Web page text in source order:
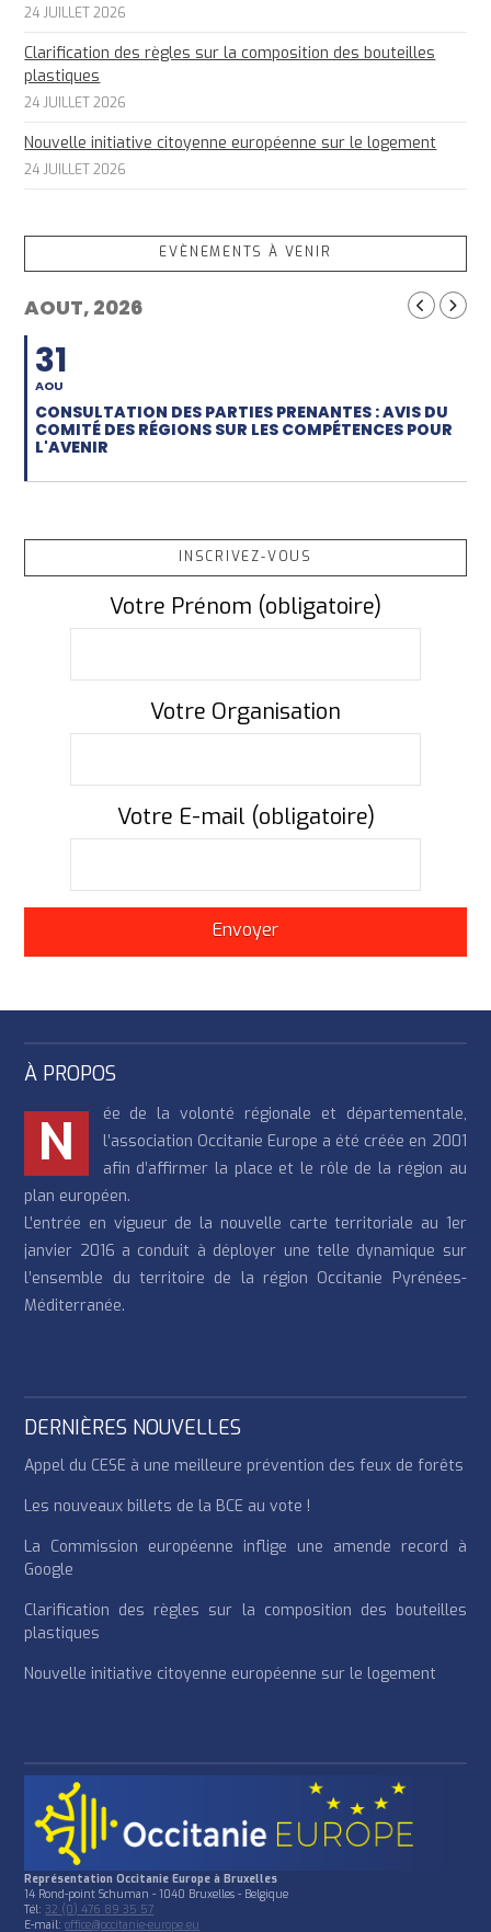
24 JUILLET 2026
Clarification des règles sur la composition des bouteilles
plastiques
24 JUILLET 2026
Nouvelle initiative citoyenne européenne sur le logement
24 JUILLET 2026
EVÈNEMENTS À VENIR
AOUT, 2026
31
AOU
CONSULTATION DES PARTIES PRENANTES : AVIS DU
COMITÉ DES RÉGIONS SUR LES COMPÉTENCES POUR
L'AVENIR
INSCRIVEZ-VOUS
Votre Prénom (obligatoire)
Votre Organisation
Votre E-mail (obligatoire)
À PROPOS
N
ée de la volonté régionale et départementale,
l’association Occitanie Europe a été créée en 2001
afin d’affirmer la place et le rôle de la région au
plan européen.
L’entrée en vigueur de la nouvelle carte territoriale au 1er
janvier 2016 a conduit à déployer une telle dynamique sur
l’ensemble du territoire de la région Occitanie Pyrénées-
Méditerranée.
DERNIÈRES NOUVELLES
Appel du CESE à une meilleure prévention des feux de forêts
Les nouveaux billets de la BCE au vote !
La Commission européenne inflige une amende record à
Google
Clarification des règles sur la composition des bouteilles
plastiques
Nouvelle initiative citoyenne européenne sur le logement
Représentation Occitanie Europe à Bruxelles
14 Rond-point Schuman - 1040 Bruxelles - Belgique
Tél:32 (0) 476 89 35 57
E-mail:office@occitanie-europe.eu